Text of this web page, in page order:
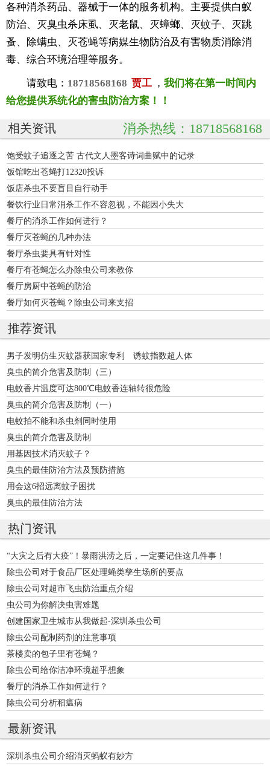
各种消杀药品、器械于一体的服务机构。主要提供白蚁
防治、灭臭虫杀床虱、灭老鼠、灭蟑螂、灭蚊子、灭跳
蚤、除螨虫、灭苍蝇等病媒生物防治及有害物质消除消
毒、综合环境治理等服务。
请致电： 18718568168 贾工 ， 我们将在第一时间内
给您提供系统化的害虫防治方案！！
相关资讯 消杀热线：18718568168
饱受蚊子追逐之苦 古代文人墨客诗词曲赋中的记录
饭馆吃出苍蝇打12320投诉
饭店杀虫不要盲目自行动手
餐饮行业日常消杀工作不容忽视，不能因小失大
餐厅的消杀工作如何进行？
餐厅灭苍蝇的几种办法
餐厅杀虫要具有针对性
餐厅有苍蝇怎么办除虫公司来教你
餐厅房厨中苍蝇的防治
餐厅如何灭苍蝇？除虫公司来支招
推荐资讯
男子发明仿生灭蚊器获国家专利 诱蚊指数超人体
臭虫的简介危害及防制（三）
电蚊香片温度可达800℃电蚊香连轴转很危险
臭虫的简介危害及防制（一）
电蚊拍不能和杀虫剂同时使用
臭虫的简介危害及防制
用基因技术消灭蚊子？
臭虫的最佳防治方法及预防措施
用会这6招远离蚊子困扰
臭虫的最佳防治方法
热门资讯
“大灾之后有大疫”！暴雨洪涝之后，一定要记住这几件事！
除虫公司对于食品厂区处理蝇类孳生场所的要点
除虫公司对超市飞虫防治重点介绍
虫公司为你解决虫害难题
创建国家卫生城市从我做起-深圳杀虫公司
除虫公司配制药剂的注意事项
茶楼卖的包子里有苍蝇？
除虫公司给你洁净环境超乎想象
餐厅的消杀工作如何进行？
除虫公司分析稻瘟病
最新资讯
深圳杀虫公司介绍消灭蚂蚁有妙方